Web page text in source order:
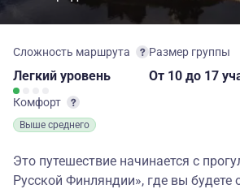
Сложность маршрута
Легкий уровень
Комфорт
Выше среднего
Размер группы
От 10 до 17
Это путешествие начинается с
Русской Финляндии», где вы будете